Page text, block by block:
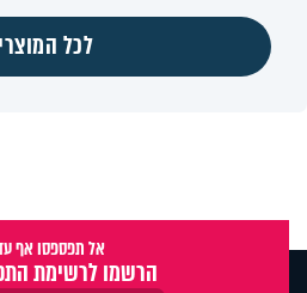
לכל
אל תפספסו אף
הרשמו לרשימת